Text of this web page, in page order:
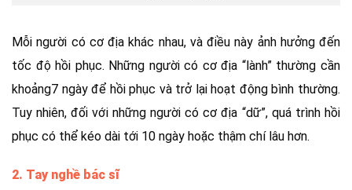
Mỗi người có cơ địa khác nhau, và điều này ảnh hưởng đến
tốc độ hồi phục. Những người có cơ địa “lành” thường cần
khoảng7 ngày để hồi phục và trở lại hoạt động bình thường.
Tuy nhiên, đối với những người có cơ địa “dữ”, quá trình hồi
phục có thể kéo dài tới 10 ngày hoặc thậm chí lâu hơn.
2. Tay nghề bác sĩ